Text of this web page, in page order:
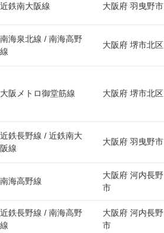
近鉄南大阪線 大阪府 羽曳野市
南海泉北線 / 南海高野
線
大阪府 堺市北区
大阪メトロ御堂筋線 大阪府 堺市北区
近鉄長野線 / 近鉄南大
阪線
大阪府 羽曳野市
南海高野線
大阪府 河内長野
市
近鉄長野線 / 南海高野
線
大阪府 河内長野
市